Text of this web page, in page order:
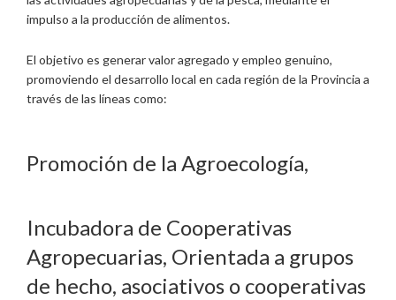
impulso a la producción de alimentos.
El objetivo es generar valor agregado y empleo genuino,
promoviendo el desarrollo local en cada región de la Provincia a
través de las líneas como:
Promoción de la Agroecología,
Incubadora de Cooperativas
Agropecuarias, Orientada a grupos
de hecho, asociativos o cooperativas